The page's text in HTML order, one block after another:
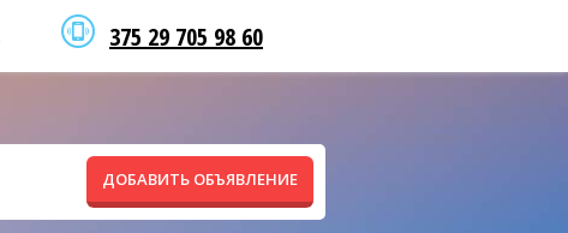
375 29 705 98 60
ДОБАВИТЬ ОБЪЯВЛЕНИЕ